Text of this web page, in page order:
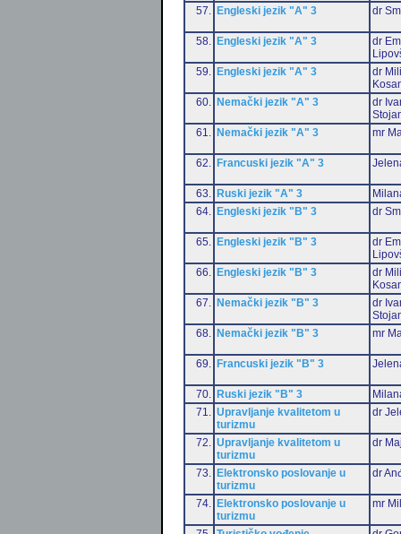
57.
Engleski jezik "A" 3 dr
58. Engleski jezik "A" 3
dr
59.
Engleski jezik "A" 3
dr
60.
Nemački jezik "A" 3
dr
61.
Nemački jezik "A" 3 mr
62. Francuski jezik "A" 3
63. Ruski jezik "A" 3
64.
Engleski jezik "B" 3 dr
65. Engleski jezik "B" 3
dr
66.
Engleski jezik "B" 3
dr
67.
Nemački jezik "B" 3
dr
68.
Nemački jezik "B" 3 mr
69. Francuski jezik "B" 3
70. Ruski jezik "B" 3
71.
Upravljanje kvalitetom u
turizmu
dr
72.
Upravljanje kvalitetom u
turizmu
dr
73.
Elektronsko poslovanje u
turizmu
dr
74.
Elektronsko poslovanje u
turizmu
mr